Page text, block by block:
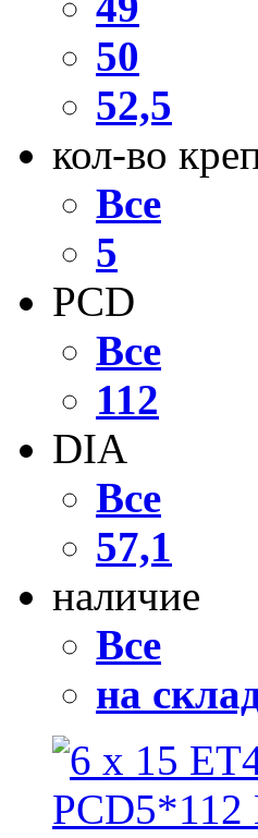
50
52,5
кол-во
Все
5
PCD
Все
112
DIA
Все
57,1
наличие
Все
на